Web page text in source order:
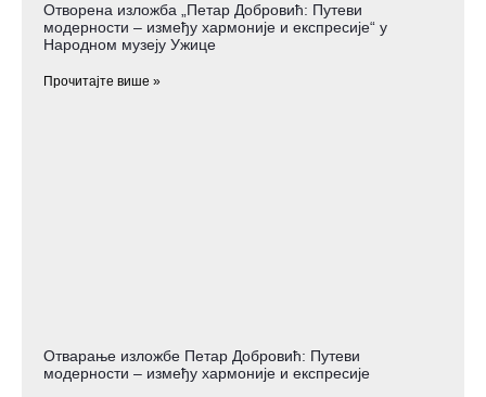
Отворена изложба „Петар Добровић: Путеви
модерности – између хармоније и експресије“ у
Народном музеју Ужице
Прочитајте више »
Отварање изложбе Петар Добровић: Путеви
модерности – између хармоније и експресије